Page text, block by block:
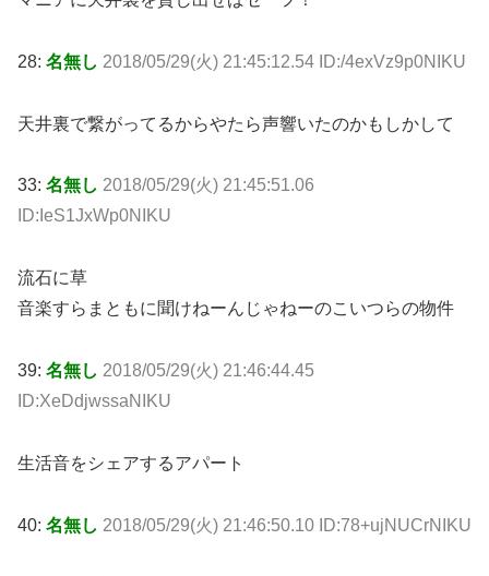
28: 名無し 2018/05/29(火) 21:45:12.54 ID:/4exVz9p0NIKU
天井裏で繋がってるからやたら声響いたのかもしかして
33: 名無し 2018/05/29(火) 21:45:51.06
ID:IeS1JxWp0NIKU
流石に草
音楽すらまともに聞けねーんじゃねーのこいつらの物件
39: 名無し 2018/05/29(火) 21:46:44.45
ID:XeDdjwssaNIKU
生活音をシェアするアパート
40: 名無し 2018/05/29(火) 21:46:50.10 ID:78+ujNUCrNIKU